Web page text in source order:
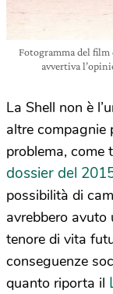
Fotogramma del film
avvertiva
La Shell non è
altre compagnie
problema, come
dossier del
possibilità di
avrebbero avuto
tenore di vita
conseguenze
quanto riporta il